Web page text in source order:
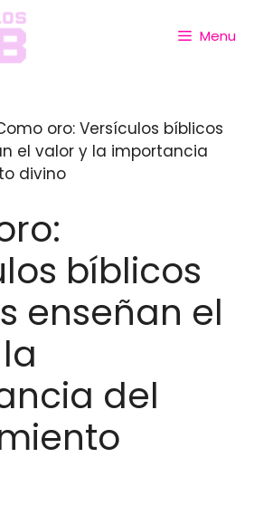
Menu
oro: Versículos bíblicos
el valor y la importancia
divino
bíblicos
enseñan el
del